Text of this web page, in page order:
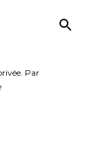
Par